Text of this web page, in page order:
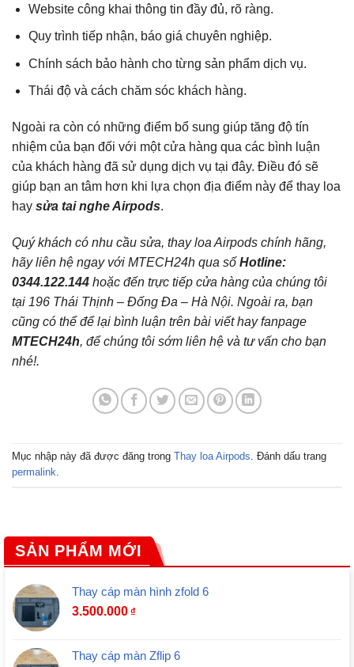
Website công khai thông tin đầy đủ, rõ ràng.
Quy trình tiếp nhận, báo giá chuyên nghiệp.
Chính sách bảo hành cho từng sản phẩm dịch vụ.
Thái độ và cách chăm sóc khách hàng.
Ngoài ra còn có những điểm bổ sung giúp tăng độ tín
nhiệm của bạn đối với một cửa hàng qua các bình luận
của khách hàng đã sử dụng dịch vụ tại đây. Điều đó sẽ
giúp bạn an tâm hơn khi lựa chọn địa điểm này để thay loa
hay sửa tai nghe Airpods.
Quý khách có nhu cầu sửa, thay loa Airpods chính hãng,
hãy liên hệ ngay với MTECH24h qua số Hotline:
0344.122.144 hoặc đến trực tiếp cửa hàng của chúng tôi
tại 196 Thái Thịnh – Đống Đa – Hà Nội. Ngoài ra, bạn
cũng có thể để lại bình luận trên bài viết hay fanpage
MTECH24h, để chúng tôi sớm liên hệ và tư vấn cho bạn
nhé!.
Mục nhập này đã được đăng trong Thay loa Airpods. Đánh dấu trang
permalink.
SẢN PHẨM MỚI
Thay cáp màn hình zfold 6
3.500.000 ₫
Thay cáp màn Zflip 6